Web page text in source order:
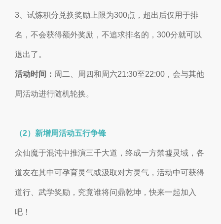
3、试炼积分兑换奖励上限为300点，超出后仅用于排
名，不会获得额外奖励，不追求排名的，300分就可以
退出了。
活动时间： 周二、周四和周六21:30至22:00，会与其他
周活动进行随机轮换。
（2）新增周活动五行争锋
众仙魔于混沌中推演三千大道，终成一方禁墟灵域，各
道友在其中可孕育灵气或汲取对方灵气，活动中可获得
道行、武学奖励，究竟谁将问鼎乾坤，快来一起加入
吧！